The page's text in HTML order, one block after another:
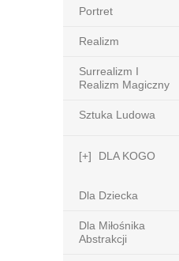
Portret
Realizm
Surrealizm I
Realizm Magiczny
Sztuka Ludowa
[+] DLA KOGO
Dla Dziecka
Dla Miłośnika
Abstrakcji